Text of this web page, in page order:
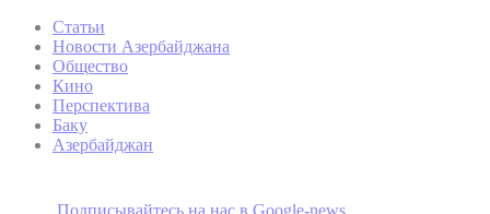
Статьи
Новости Азербайджана
Общество
Кино
Перспектива
Баку
Азербайджан
Подписывайтесь на наc в Google-news